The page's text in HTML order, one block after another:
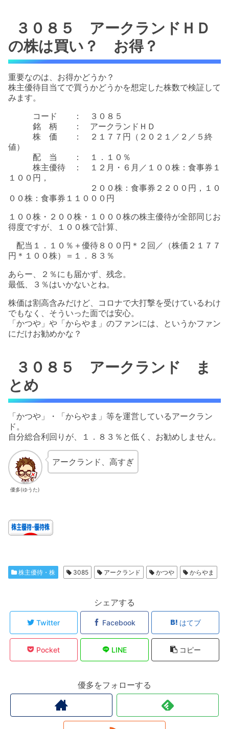
３０８５ アークランドＨＤ
の株は買い？ お得？
重要なのは、お得かどうか？
株主優待目当てで買うかどうかを想定した株数で検証して
みます。
コード ： ３０８５
銘 柄 ： アークランドＨＤ
株 価 ： ２１７７円（２０２１／２／５終
値）
配 当 ： １．１０％
株主優待 ： １２月・６月／１００株：食事券１
１００円，
２００株：食事券２２００円，１０
００株：食事券１１０００円
１００株・２００株・１０００株の株主優待が全部同じお
得度ですが、１００株で計算、
配当１．１０％＋優待８００円＊２回／（株価２１７７
円＊１００株）＝１．８３％
あらー、２％にも届かず、残念。
最低、３％はいかないとね。
株価は割高含みだけど、コロナで大打撃を受けているわけ
でもなく、そういった面では安心。
「かつや」や「からやま」のファンには、というかファン
にだけお勧めかな？
３０８５ アークランド ま
とめ
「かつや」・「からやま」等を運営しているアークラン
ド。
自分総合利回りが、１．８３％と低く、お勧めしません。
優多(ゆうた)
アークランド、高すぎ
株主優待・株 3085 アークランド かつや からやま
シェアする
Twitter Facebook はてブ
Pocket LINE コピー
優多をフォローする